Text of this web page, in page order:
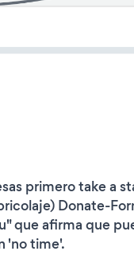
primero take a
Donate-
que afirma que
'no time'.